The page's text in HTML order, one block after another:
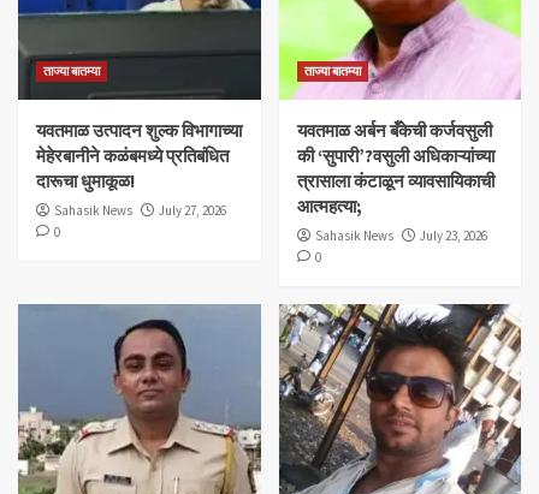
ताज्या बातम्या
यवतमाळ उत्पादन शुल्क विभागाच्या
मेहेरबानीने कळंबमध्ये प्रतिबंधित
दारूचा धुमाकूळ!
Sahasik News
July 27, 2026
0
ताज्या बातम्या
​यवतमाळ अर्बन बँकेची कर्जवसुली
की ‘सुपारी’?वसुली अधिकाऱ्यांच्या
त्रासाला कंटाळून व्यावसायिकाची
आत्महत्या;
Sahasik News
July 23, 2026
0